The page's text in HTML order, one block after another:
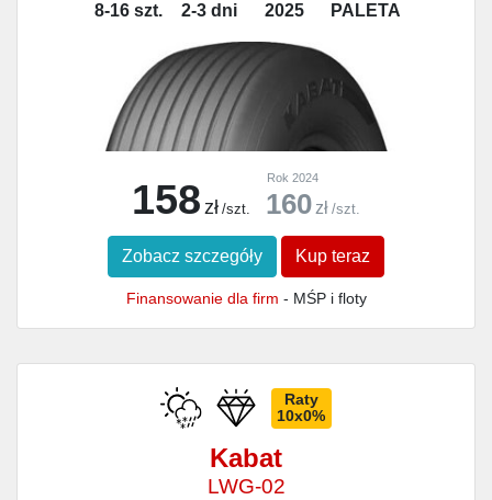
8-16 szt. 2-3 dni 2025 PALETA
158 zł /szt.
Rok 2024
160 zł /szt.
Zobacz szczegóły Kup teraz
Finansowanie dla firm - MŚP i floty
Raty
10x0%
Kabat
LWG-02